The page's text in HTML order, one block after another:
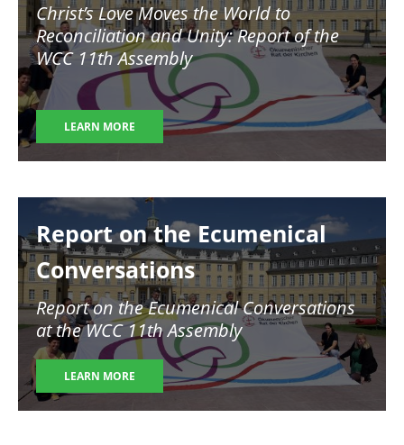
Christ’s Love Moves the World to
Reconciliation and Unity: Report of the
WCC 11th Assembly
LEARN MORE
Report on the Ecumenical
Conversations
Report on the Ecumenical Conversations
at the WCC 11th Assembly
LEARN MORE